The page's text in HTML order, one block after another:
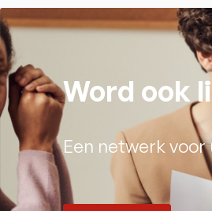
Word ook
Een netwerk